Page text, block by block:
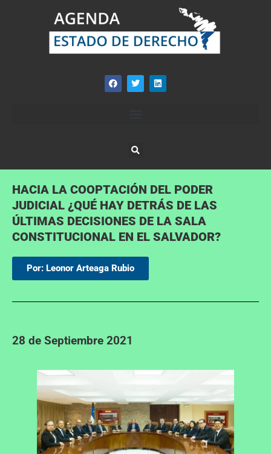
HACIA LA COOPTACIÓN DEL PODER
JUDICIAL ¿QUÉ HAY DETRÁS DE LAS
ÚLTIMAS DECISIONES DE LA SALA
CONSTITUCIONAL EN EL SALVADOR?
Por: Leonor Arteaga Rubio
28 de Septiembre 2021